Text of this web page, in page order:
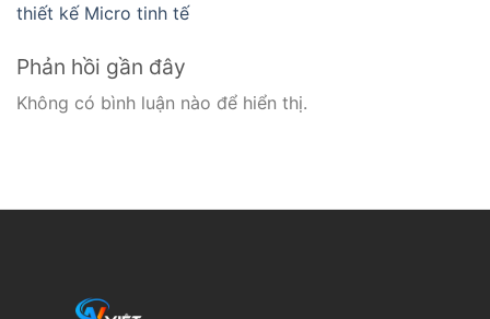
thiết kế Micro tinh tế
Phản hồi gần đây
Không có bình luận nào để hiển thị.